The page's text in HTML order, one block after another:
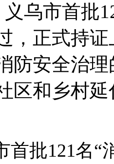
乌市首批
，正式持
防安全治
区和乡村
首批121名“